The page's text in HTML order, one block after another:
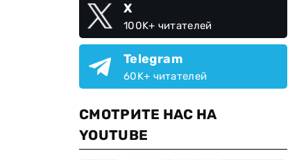
X
100K+ читателей
Telegram
60K+ читателей
СМОТРИТЕ НАС НА
YOUTUBE